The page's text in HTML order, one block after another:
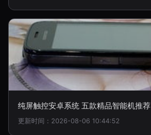
纯屏触控安卓系统 五款精品智能机推荐
更新时间：2026-08-06 10:44:52